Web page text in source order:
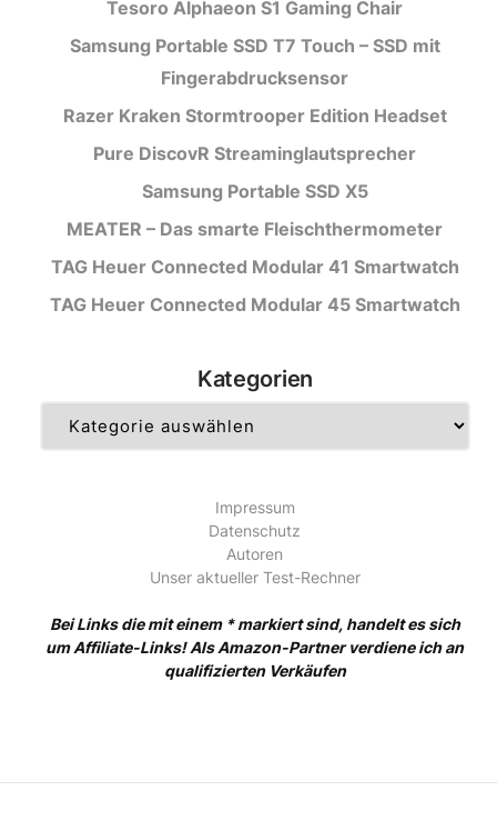
Tesoro Alphaeon S1 Gaming Chair
Samsung Portable SSD T7 Touch – SSD mit
Fingerabdrucksensor
Razer Kraken Stormtrooper Edition Headset
Pure DiscovR Streaminglautsprecher
Samsung Portable SSD X5
MEATER – Das smarte Fleischthermometer
TAG Heuer Connected Modular 41 Smartwatch
TAG Heuer Connected Modular 45 Smartwatch
Kategorien
Impressum
Datenschutz
Autoren
Unser aktueller Test-Rechner
Bei Links die mit einem * markiert sind, handelt es sich
um Affiliate-Links! Als Amazon-Partner verdiene ich an
qualifizierten Verkäufen